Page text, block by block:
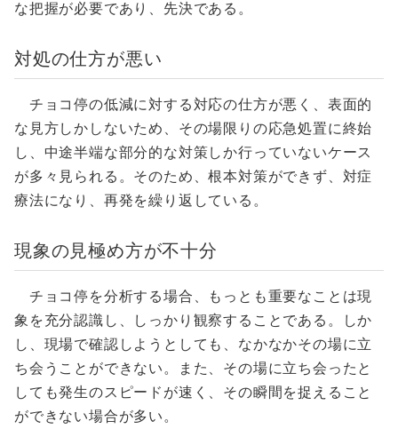
な把握が必要であり、先決である。
対処の仕方が悪い
チョコ停の低減に対する対応の仕方が悪く、表面的
な見方しかしないため、その場限りの応急処置に終始
し、中途半端な部分的な対策しか行っていないケース
が多々見られる。そのため、根本対策ができず、対症
療法になり、再発を繰り返している。
現象の見極め方が不十分
チョコ停を分析する場合、もっとも重要なことは現
象を充分認識し、しっかり観察することである。しか
し、現場で確認しようとしても、なかなかその場に立
ち会うことができない。また、その場に立ち会ったと
しても発生のスピードが速く、その瞬間を捉えること
ができない場合が多い。